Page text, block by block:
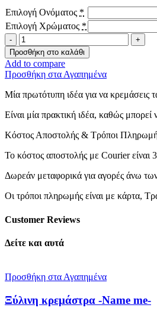
Επιλογή Ονόματος *
Επιλογή Χρώματος *
Ξύλινη
κρεμάστρα
-
Name
me-
ποσότητα
Προσθήκη στο καλάθι
Add to compare
Προσθήκη στα Αγαπημένα
Μία πρωτότυπη ιδέα για να κρεμάσεις
Είναι μία πρακτική ιδέα, καθώς
Κόστος Αποστολής & Τρόποι
Το κόστος αποστολής με Courier είναι
Δωρεάν μεταφορικά για αγορές άνω
Οι τρόποι πληρωμής είναι με κάρτα,
Customer Reviews
Δείτε και αυτά
Προσθήκη στα Αγαπημένα
Ξύλινη κρεμάστρα -Name me-